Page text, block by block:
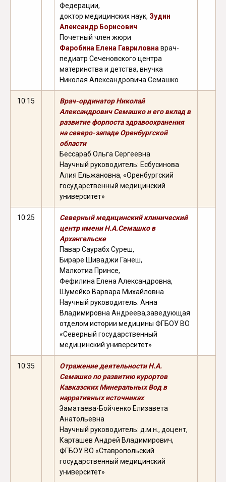
Федерации,
доктор медицинских наук, Зудин
Александр Борисович
Почетный член жюри
Фаробина Елена Гавриловна врач-
педиатр Сеченовского центра
материнства и детства, внучка
Николая Александровича Семашко
10:15
Врач-ординатор Николай
Александрович Семашко и его вклад в
развитие форпоста здравоохранения
на северо-западе Оренбургской
области
Бессараб Ольга Сергеевна
Научный руководитель: Есбусинова
Алия Ельжановна, «Оренбургский
государственный медицинский
университет»
10:25
Северный медицинский клинический
центр имени Н.А.Семашко в
Архангельске
Павар Саурабх Суреш,
Бираре Шиваджи Ганеш,
Малкотиa Принce,
Фефилина Елена Александровна,
Шумейко Варвара Михайловна
Научный руководитель: Анна
Владимировна Андреева,заведующая
отделом истории медицины ФГБОУ ВО
«Северный государственный
медицинский университет»
10:35
Отражение деятельности Н.А.
Семашко по развитию курортов
Кавказских Минеральных Вод в
нарративных источниках
Заматаева-Бойченко Елизавета
Анатольевна
Научный руководитель: д.м.н., доцент,
Карташев Андрей Владимирович,
ФГБОУ ВО «Ставропольский
государственный медицинский
университет»